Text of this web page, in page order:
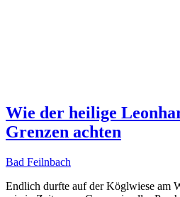
Wie der heilige
Grenzen achten
Bad Feilnbach
Endlich durfte auf der Köglwiese am